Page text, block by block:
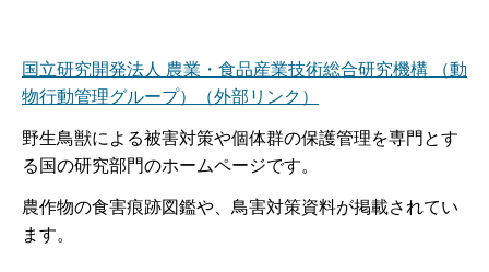
国立研究開発法人 農業・食品産業技術総合研究機構 （動
物行動管理グループ）（外部リンク）
野生鳥獣による被害対策や個体群の保護管理を専門とす
る国の研究部門のホームページです。
農作物の食害痕跡図鑑や、鳥害対策資料が掲載されてい
ます。